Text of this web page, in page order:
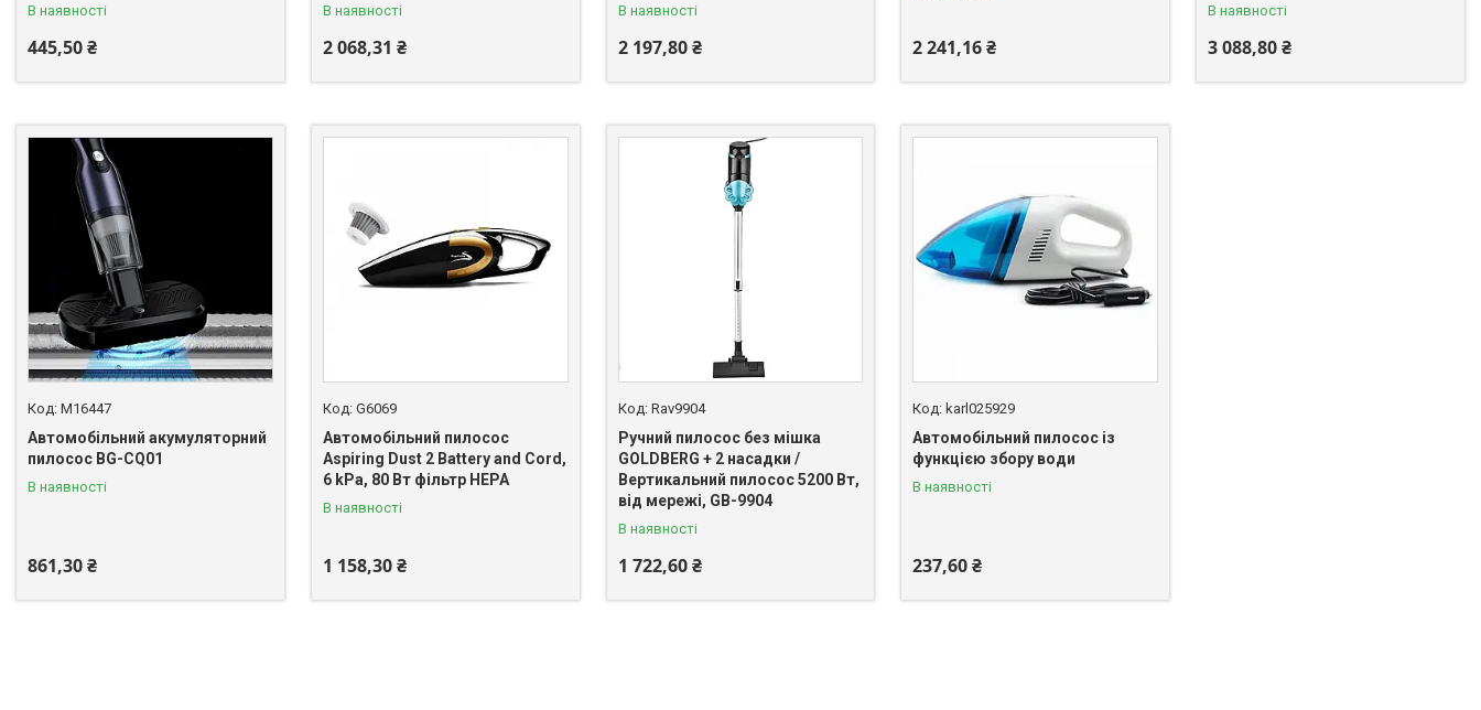
В наявності
445,50 ₴
В наявності
2 068,31 ₴
В наявності
2 197,80 ₴ 2 241,16 ₴
В наявності
3 088,80 ₴
M16447
Автомобільний акумуляторний
пилосос BG-CQ01
В наявності
861,30 ₴
G6069
Автомобільний пилосос
Aspiring Dust 2 Battery and Cord,
6 kPa, 80 Вт фільтр НЕРА
В наявності
1 158,30 ₴
Rav9904
Ручний пилосос без мішка
GOLDBERG + 2 насадки /
Вертикальний пилосос 5200 Вт,
від мережі, GB-9904
В наявності
1 722,60 ₴
karl025929
Автомобільний пилосос із
функцією збору води
В наявності
237,60 ₴